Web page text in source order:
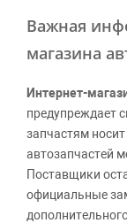
Важная
магазина
Интернет-
предупреждает
запчастям
автозапчастей
Поставщики
официальные